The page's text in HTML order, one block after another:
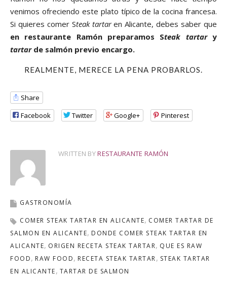
venimos ofreciendo este plato típico de la cocina francesa.
Si quieres comer Steak tartaren Alicante, debes saber que
en restaurante Ramón preparamos Steak tartary
tartarde salmón previo encargo.
REALMENTE, MERECE LA PENA PROBARLOS.
Share
Facebook
Twitter Google+ Pinterest
WRITTEN BYRESTAURANTE RAMÓN
GASTRONOMÍA
COMER STEAK TARTAR EN ALICANTE COMER TARTAR DE
SALMON EN ALICANTE DONDE COMER STEAK TARTAR EN
ALICANTE ORIGEN RECETA STEAK TARTAR QUE ES RAW
FOOD
RAW FOOD RECETA STEAK TARTAR
STEAK TARTAR
EN ALICANTE TARTAR DE SALMON